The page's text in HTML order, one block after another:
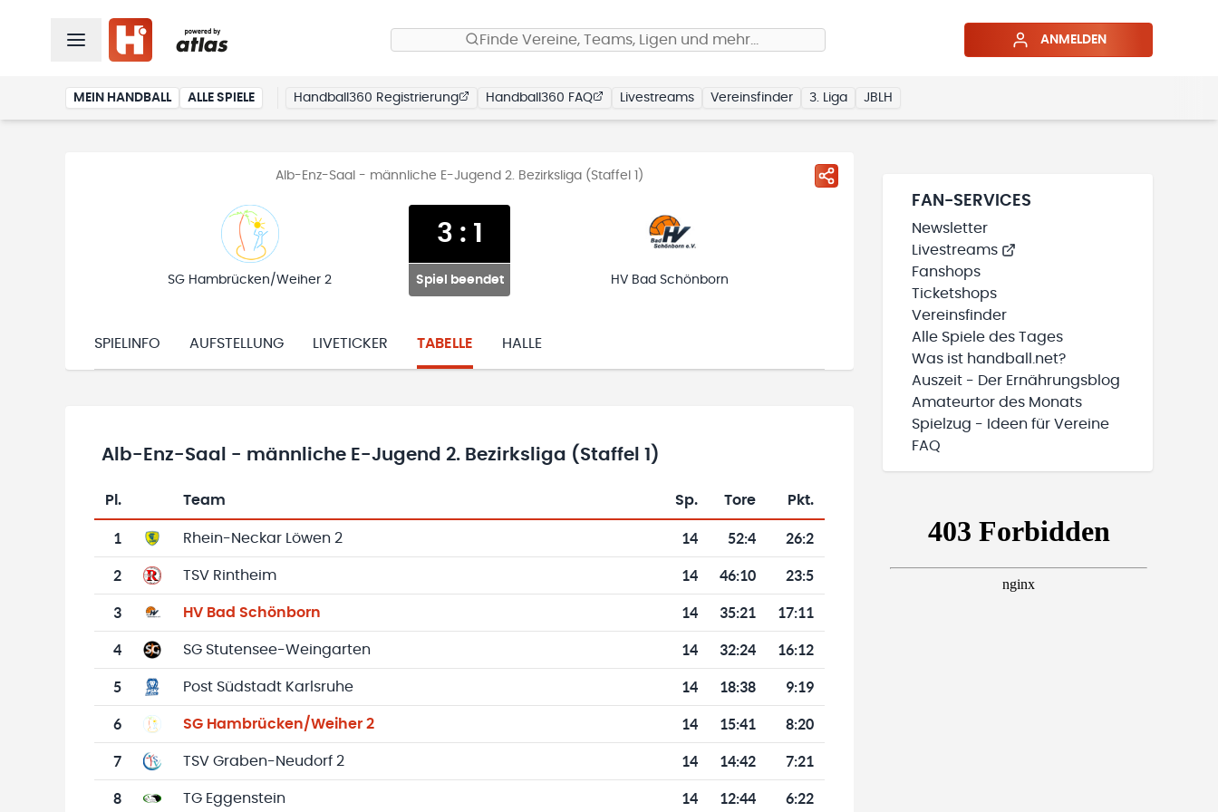
Finde Vereine, Teams, Ligen und mehr… ANMELDEN
MEIN HANDBALL ALLE SPIELE Handball360 Registrierung Handball360 FAQ Livestreams Vereinsfinder 3. Liga JBLH
Alb-Enz-Saal - männliche E-Jugend 2. Bezirksliga (Staffel 1)
SG Hambrücken/Weiher 2
3 : 1
Spiel beendet HV Bad Schönborn
SPIELINFO AUFSTELLUNG LIVETICKER TABELLE HALLE
Alb-Enz-Saal - männliche E-Jugend 2. Bezirksliga (Staffel 1)
Tabelle mit Vereinsplatzierungen, Spielen, Toren und Punkten
Pl. Team Sp. Tore Pkt.
1 Rhein-Neckar Löwen 2 14 52:4 26:2
2 TSV Rintheim 14 46:10 23:5
3 HV Bad Schönborn 14 35:21 17:11
4 SG Stutensee-Weingarten 14 32:24 16:12
5 Post Südstadt Karlsruhe 14 18:38 9:19
6 SG Hambrücken/Weiher 2 14 15:41 8:20
7 TSV Graben-Neudorf 2 14 14:42 7:21
8 TG Eggenstein 14 12:44 6:22
FAN-SERVICES
Newsletter
Livestreams
Fanshops
Ticketshops
Vereinsfinder
Alle Spiele des Tages
Was ist handball.net?
Auszeit - Der Ernährungsblog
Amateurtor des Monats
Spielzug - Ideen für Vereine
FAQ